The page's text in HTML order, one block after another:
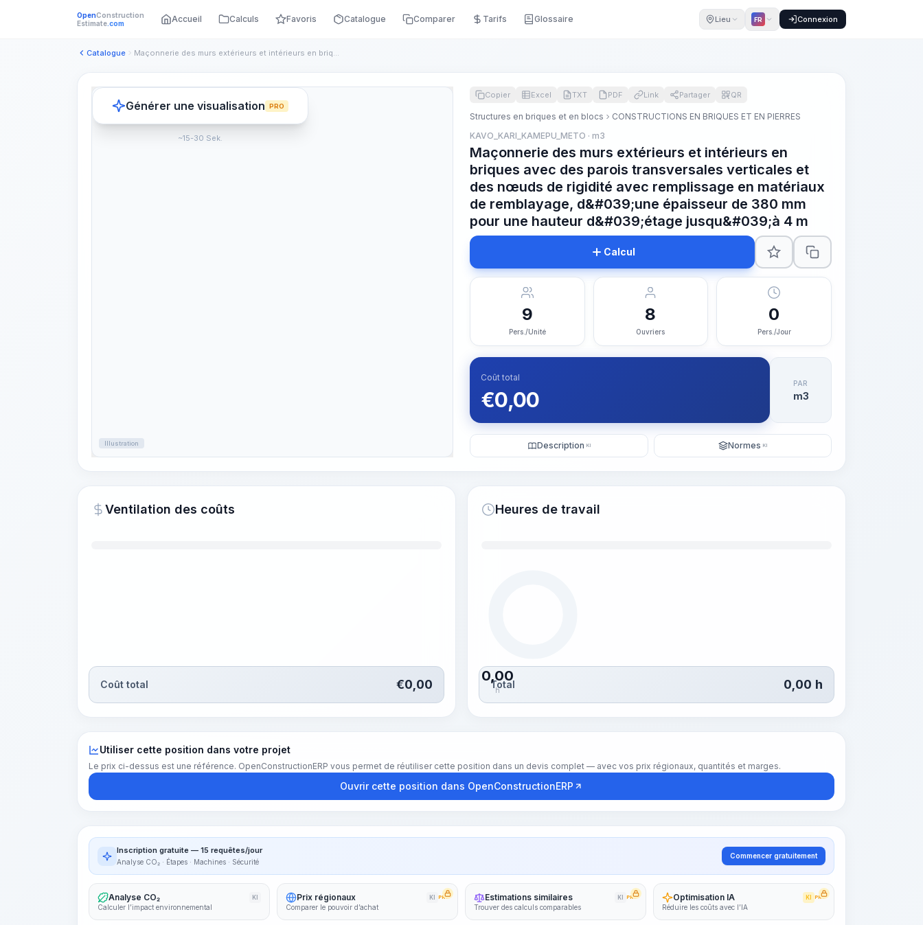
OpenConstruction
Estimate.com Accueil Calculs Favoris Catalogue Comparer Tarifs Glossaire Lieu FR Connexion
Catalogue Maçonnerie des murs extérieurs et intérieurs en briques avec...
Illustration
Générer une visualisation PRO
~15-30 Sek.
Copier Excel TXT PDF Link Partager QR
Structures en briques et en blocs
CONSTRUCTIONS EN BRIQUES ET EN PIERRES
KAVO_KARI_KAMEPU_METO · m3
Maçonnerie des murs extérieurs et intérieurs en
briques avec des parois transversales verticales et
des nœuds de rigidité avec remplissage en matériaux
de remblayage, d&#039;une épaisseur de 380 mm
pour une hauteur d&#039;étage jusqu&#039;à 4 m
Calcul
9
Pers./Unité
8
Ouvriers
0
Pers./Jour
Coût total
€0,00
PAR
m3
Description KI Normes KI
Ventilation des coûts
Coût total €0,00
Heures de travail
0,00
h
Total 0,00 h
Utiliser cette position dans votre projet
Le prix ci-dessus est une référence. OpenConstructionERP vous permet de réutiliser cette position dans un devis complet — avec vos prix régionaux, quantités et marges.
Ouvrir cette position dans OpenConstructionERP
Inscription gratuite — 15 requêtes/jour
Analyse CO₂ · Étapes · Machines · Sécurité
Commencer gratuitement
Analyse CO₂ KI
Calculer l’impact environnemental
Prix régionaux KI PRO
Comparer le pouvoir d’achat
Estimations similaires KI PRO
Trouver des calculs comparables
Optimisation IA KI PRO
Réduire les coûts avec l’IA